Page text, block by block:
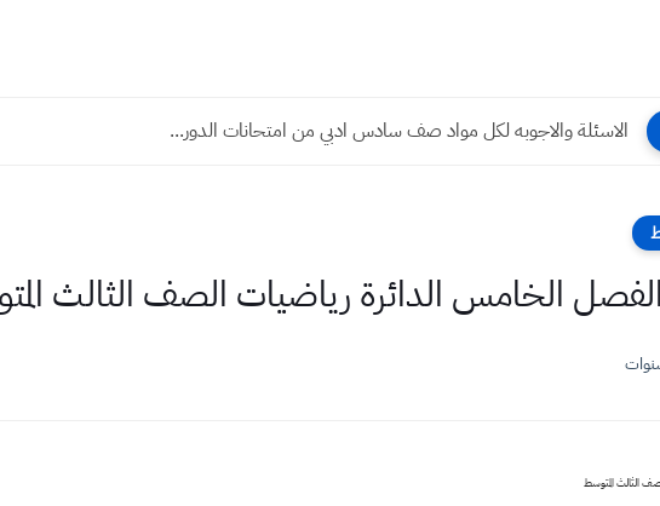
الاسئلة والاجوبه لكل مواد صف سادس ادبي من امتحانات الدور...
الخامس الدائرة رياضيات الصف الثالث
الثالث المتوسط